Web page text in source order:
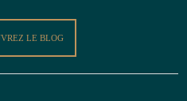
LE BLOG